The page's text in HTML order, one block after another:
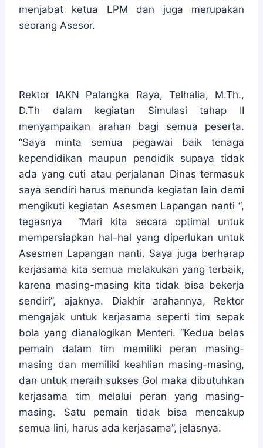
menjabat ketua LPM dan juga merupakan
seorang Asesor.
Rektor IAKN Palangka Raya, Telhalia, M.Th.,
D.Th dalam kegiatan Simulasi tahap II
menyampaikan arahan bagi semua peserta.
“Saya minta semua pegawai baik tenaga
kependidikan maupun pendidik supaya tidak
ada yang cuti atau perjalanan Dinas termasuk
saya sendiri harus menunda kegiatan lain demi
mengikuti kegiatan Asesmen Lapangan nanti “,
tegasnya “Mari kita secara optimal untuk
mempersiapkan hal-hal yang diperlukan untuk
Asesmen Lapangan nanti. Saya juga berharap
kerjasama kita semua melakukan yang terbaik,
karena masing-masing kita tidak bisa bekerja
sendiri”, ajaknya. Diakhir arahannya, Rektor
mengajak untuk kerjasama seperti tim sepak
bola yang dianalogikan Menteri. “Kedua belas
pemain dalam tim memiliki peran masing-
masing dan memiliki keahlian masing-masing,
dan untuk meraih sukses Gol maka dibutuhkan
kerjasama tim melalui peran yang masing-
masing. Satu pemain tidak bisa mencakup
semua lini, harus ada kerjasama”, jelasnya.